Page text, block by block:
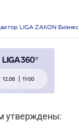
LIGA ZAKON Бизнес
утверждены: